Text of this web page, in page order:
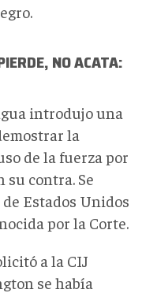
NO ACATA:
introdujo una
la
de la fuerza por
su contra. Se
Estados Unidos
por la Corte.
a la CIJ
se había